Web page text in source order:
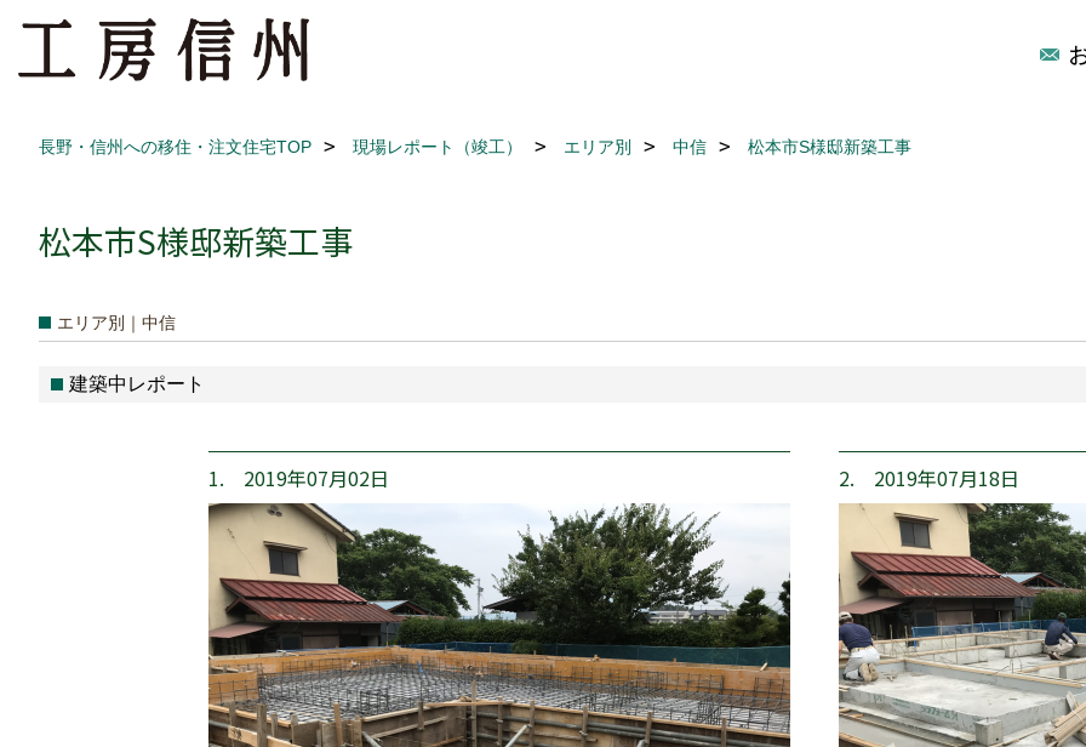
長野・信州への移住・注文住宅TOP 現場レポート（竣工） エリア別 中信 松本市S様邸新築工事
松本市S様邸新築工事
エリア別｜中信
建築中レポート
1. 2019年07月02日 2. 2019年07月18日